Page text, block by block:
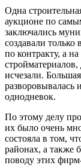
Одна
аукционе по
заключались
создавали
по контракту, а
стройматериалов,
исчезали.
разворовывалась
однодневок.
По этому делу
их было очень
состояла в том,
районах, а также
поводу этих